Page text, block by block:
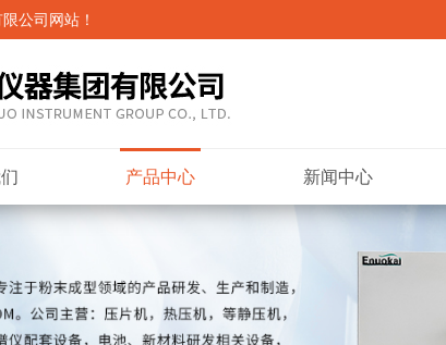
公司 网站！
产品中心 新闻中心